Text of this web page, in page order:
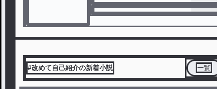
#改めて自己紹介の新着小説 一覧